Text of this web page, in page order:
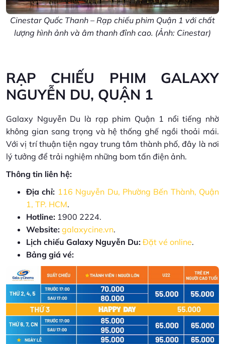
Cinestar Quốc Thanh – Rạp chiếu phim Quận 1 với chất
lượng hình ảnh và âm thanh đỉnh cao. (Ảnh: Cinestar)
RẠP CHIẾU PHIM GALAXY
NGUYỄN DU, QUẬN 1
Galaxy Nguyễn Du là rạp phim Quận 1 nổi tiếng nhờ
không gian sang trọng và hệ thống ghế ngồi thoải mái.
Với vị trí thuận tiện ngay trung tâm thành phố, đây là nơi
lý tưởng để trải nghiệm những bom tấn điện ảnh.
Thông tin liên hệ:
Địa chỉ: 116 Nguyễn Du, Phường Bến Thành, Quận
1, TP. HCM.
Hotline: 1900 2224.
Website: galaxycine.vn.
Lịch chiếu Galaxy Nguyễn Du: Đặt vé online.
Bảng giá vé: